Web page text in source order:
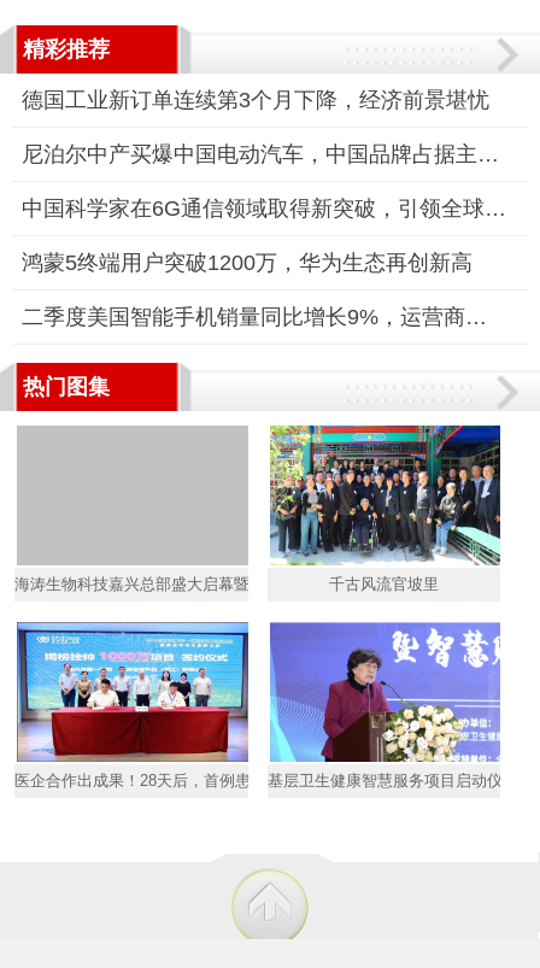
精彩推荐
德国工业新订单连续第3个月下降，经济前景堪忧
尼泊尔中产买爆中国电动汽车，中国品牌占据主导地位
中国科学家在6G通信领域取得新突破，引领全球通信技术新纪元
鸿蒙5终端用户突破1200万，华为生态再创新高
二季度美国智能手机销量同比增长9%，运营商促销成关键推动力
热门图集
海涛生物科技嘉兴总部盛大启幕暨中卫安认证揭牌仪式成功举行
千古风流官坡里
医企合作出成果！28天后，首例患者HPV转阴基层卫生健康智慧服务项目启动仪式